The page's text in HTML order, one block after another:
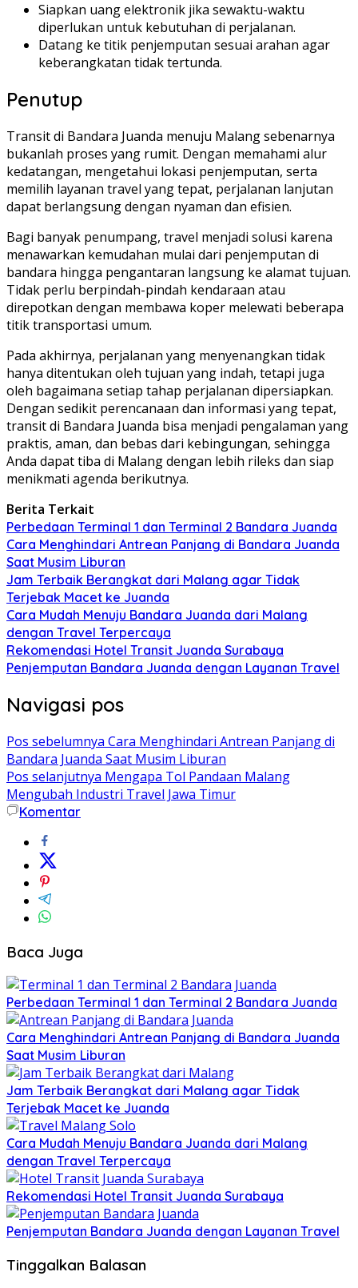
Siapkan uang elektronik jika sewaktu-waktu
diperlukan untuk kebutuhan di perjalanan.
Datang ke titik penjemputan sesuai arahan agar
keberangkatan tidak tertunda.
Penutup
Transit di Bandara Juanda menuju Malang sebenarnya
bukanlah proses yang rumit. Dengan memahami alur
kedatangan, mengetahui lokasi penjemputan, serta
memilih layanan travel yang tepat, perjalanan lanjutan
dapat berlangsung dengan nyaman dan efisien.
Bagi banyak penumpang, travel menjadi solusi karena
menawarkan kemudahan mulai dari penjemputan di
bandara hingga pengantaran langsung ke alamat tujuan.
Tidak perlu berpindah-pindah kendaraan atau
direpotkan dengan membawa koper melewati beberapa
titik transportasi umum.
Pada akhirnya, perjalanan yang menyenangkan tidak
hanya ditentukan oleh tujuan yang indah, tetapi juga
oleh bagaimana setiap tahap perjalanan dipersiapkan.
Dengan sedikit perencanaan dan informasi yang tepat,
transit di Bandara Juanda bisa menjadi pengalaman yang
praktis, aman, dan bebas dari kebingungan, sehingga
Anda dapat tiba di Malang dengan lebih rileks dan siap
menikmati agenda berikutnya.
Berita Terkait
Perbedaan Terminal 1 dan Terminal 2 Bandara Juanda
Cara Menghindari Antrean Panjang di Bandara Juanda
Saat Musim Liburan
Jam Terbaik Berangkat dari Malang agar Tidak
Terjebak Macet ke Juanda
Cara Mudah Menuju Bandara Juanda dari Malang
dengan Travel Terpercaya
Rekomendasi Hotel Transit Juanda Surabaya
Penjemputan Bandara Juanda dengan Layanan Travel
Navigasi pos
Pos sebelumnya Cara Menghindari Antrean Panjang di
Bandara Juanda Saat Musim Liburan
Pos selanjutnya Mengapa Tol Pandaan Malang
Mengubah Industri Travel Jawa Timur
Komentar
Baca Juga
Perbedaan Terminal 1 dan Terminal 2 Bandara Juanda
Cara Menghindari Antrean Panjang di Bandara Juanda
Saat Musim Liburan
Jam Terbaik Berangkat dari Malang agar Tidak
Terjebak Macet ke Juanda
Cara Mudah Menuju Bandara Juanda dari Malang
dengan Travel Terpercaya
Rekomendasi Hotel Transit Juanda Surabaya
Penjemputan Bandara Juanda dengan Layanan Travel
Tinggalkan Balasan